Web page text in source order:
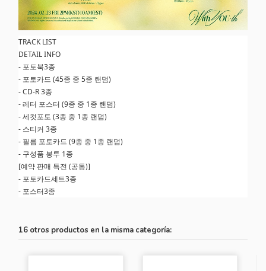
TRACK LIST
DETAIL INFO
- 포토북3종
- 포토카드 (45종 중 5종 랜덤)
- CD-R 3종
- 레터 포스터 (9종 중 1종 랜덤)
- 세컷포토 (3종 중 1종 랜덤)
- 스티커 3종
- 필름 포토카드 (9종 중 1종 랜덤)
- 구성품 봉투 1종
[예약 판매 특전 (공통)]
- 포토카드세트3종
- 포스터3종
16 otros productos en la misma categoría: